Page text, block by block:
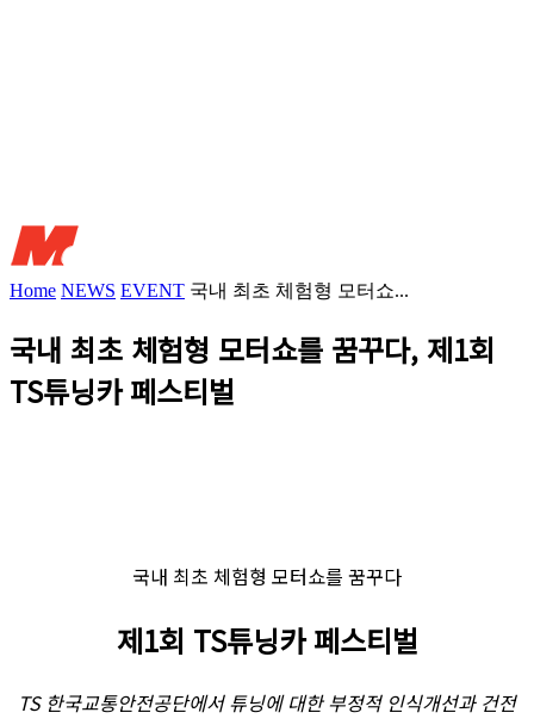
Home NEWS EVENT 국내 최초 체험형 모터쇼...
국내 최초 체험형 모터쇼를 꿈꾸다, 제1회
TS튜닝카 페스티벌
국내 최초 체험형 모터쇼를 꿈꾸다
제1회 TS튜닝카 페스티벌
TS 한국교통안전공단에서 튜닝에 대한 부정적 인식개선과 건전